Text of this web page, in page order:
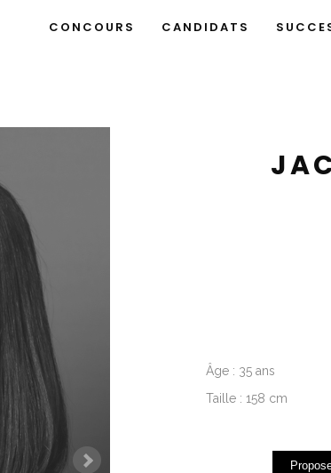
CONCOURS CANDIDATS
Âge : 35 ans
Taille : 158 cm